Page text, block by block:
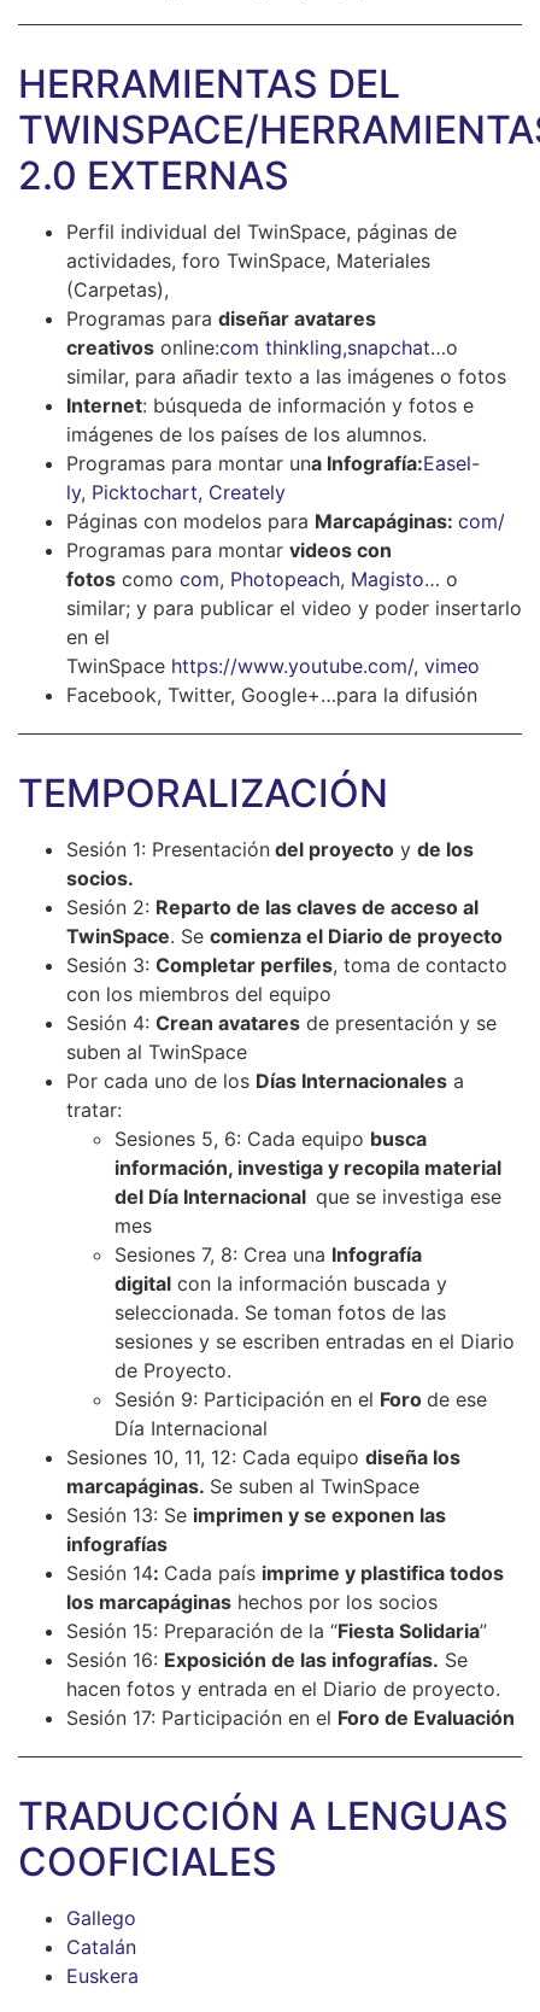
HERRAMIENTAS DEL
TWINSPACE/
2.0 EXTERNAS
Perfil individual del TwinSpace, páginas de
actividades, foro TwinSpace, Materiales
(Carpetas),
Programas para diseñar avatares
creativos online:com thinkling,snapchat…o
similar, para añadir texto a las imágenes o fotos
Internet: búsqueda de información y fotos e
imágenes de los países de los alumnos.
Programas para montar una Infografía:Easel-
ly, Picktochart, Creately
Páginas con modelos para Marcapáginas: com/
Programas para montar videos con
fotos como com, Photopeach, Magisto… o
similar; y para publicar el video y poder insertarlo
en el
TwinSpace https://www.youtube.com/, vimeo
Facebook, Twitter, Google+…para la difusión
TEMPORALIZACIÓN
Sesión 1: Presentación del proyecto y de los
socios.
Sesión 2: Reparto de las claves de acceso al
TwinSpace. Se comienza el Diario de proyecto
Sesión 3: Completar perfiles, toma de contacto
con los miembros del equipo
Sesión 4: Crean avatares de presentación y se
suben al TwinSpace
Por cada uno de los Días Internacionales a
tratar:
Sesiones 5, 6: Cada equipo busca
información, investiga y recopila material
del Día Internacional que se investiga ese
mes
Sesiones 7, 8: Crea una Infografía
digital con la información buscada y
seleccionada. Se toman fotos de las
sesiones y se escriben entradas en el Diario
de Proyecto.
Sesión 9: Participación en el Foro de ese
Día Internacional
Sesiones 10, 11, 12: Cada equipo diseña los
marcapáginas. Se suben al TwinSpace
Sesión 13: Se imprimen y se exponen las
infografías
Sesión 14: Cada país imprime y plastifica todos
los marcapáginas hechos por los socios
Sesión 15: Preparación de la “Fiesta Solidaria”
Sesión 16: Exposición de las infografías. Se
hacen fotos y entrada en el Diario de proyecto.
Sesión 17: Participación en el Foro de Evaluación
TRADUCCIÓN A LENGUAS
COOFICIALES
Gallego
Catalán
Euskera